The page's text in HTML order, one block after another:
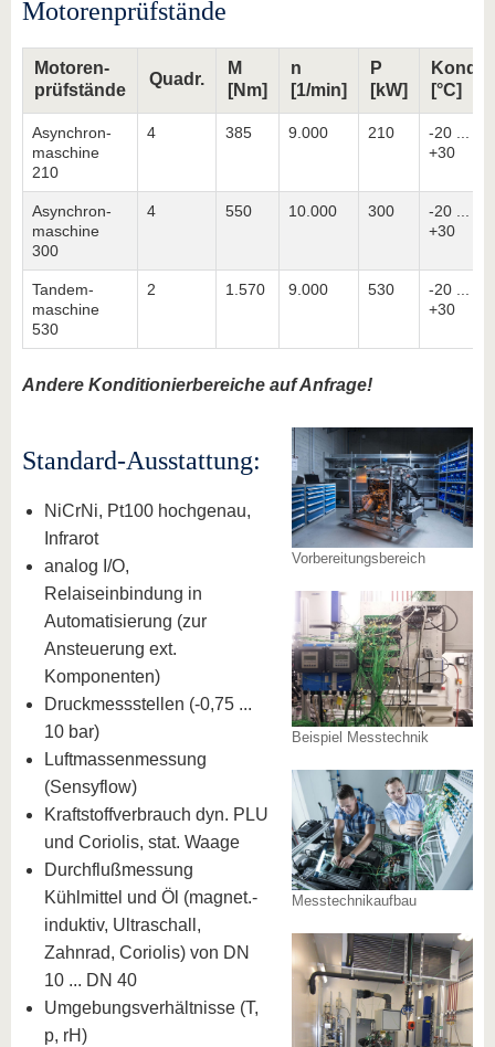
Motorenprüfstände
Motoren-
prüfstände
Quadr.
M
[Nm]
n
[1/min]
P
[kW]
Kondit.
[°C]
Asynchron-
maschine
210
4 385 9.000 210
-20 ...
+30
Asynchron-
maschine
300
4 550 10.000 300
-20 ...
+30
Tandem-
maschine
530
2 1.570 9.000 530
-20 ...
+30
Andere Konditionierbereiche auf Anfrage!
Vorbereitungsbereich
Beispiel Messtechnik
Messtechnikaufbau
Standard-Ausstattung:
NiCrNi, Pt100 hochgenau,
Infrarot
analog I/O,
Relaiseinbindung in
Automatisierung (zur
Ansteuerung ext.
Komponenten)
Druckmessstellen (-0,75 ...
10 bar)
Luftmassenmessung
(Sensyflow)
Kraftstoffverbrauch dyn. PLU
und Coriolis, stat. Waage
Durchflußmessung
Kühlmittel und Öl (magnet.-
induktiv, Ultraschall,
Zahnrad, Coriolis) von DN
10 ... DN 40
Umgebungsverhältnisse (T,
p, rH)